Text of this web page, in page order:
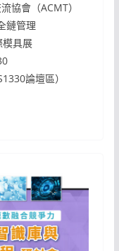
協會（ACMT）
鏈管理
模具展
論壇區）